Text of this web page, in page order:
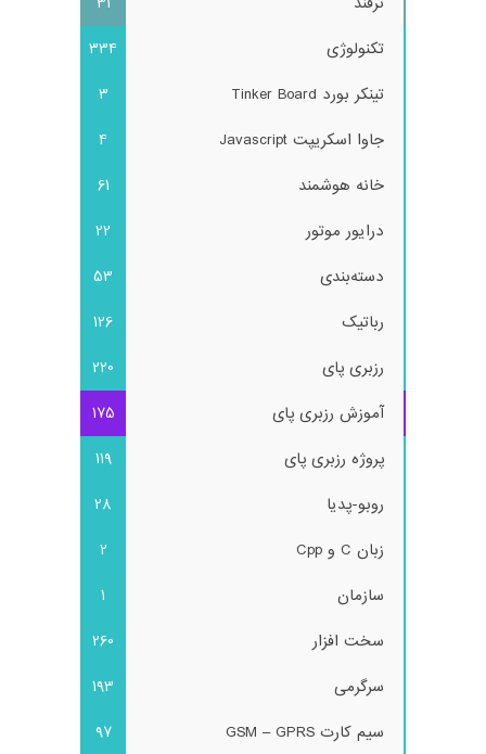
تکنولوژی
334
تینکر بورد Tinker Board
3
جاوا اسکریپت Javascript
4
خانه هوشمند
61
درایور موتور
22
دسته‌بندی
53
رباتیک
126
رزبری پای
220
آموزش رزبری پای
175
پروژه رزبری پای
119
روبو-پدیا
28
زبان C و Cpp
2
سازمان
1
سخت افزار
260
سرگرمی
193
سیم کارت GSM – GPRS
97